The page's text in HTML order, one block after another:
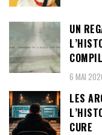
UN
6 MAI
LES
CURE